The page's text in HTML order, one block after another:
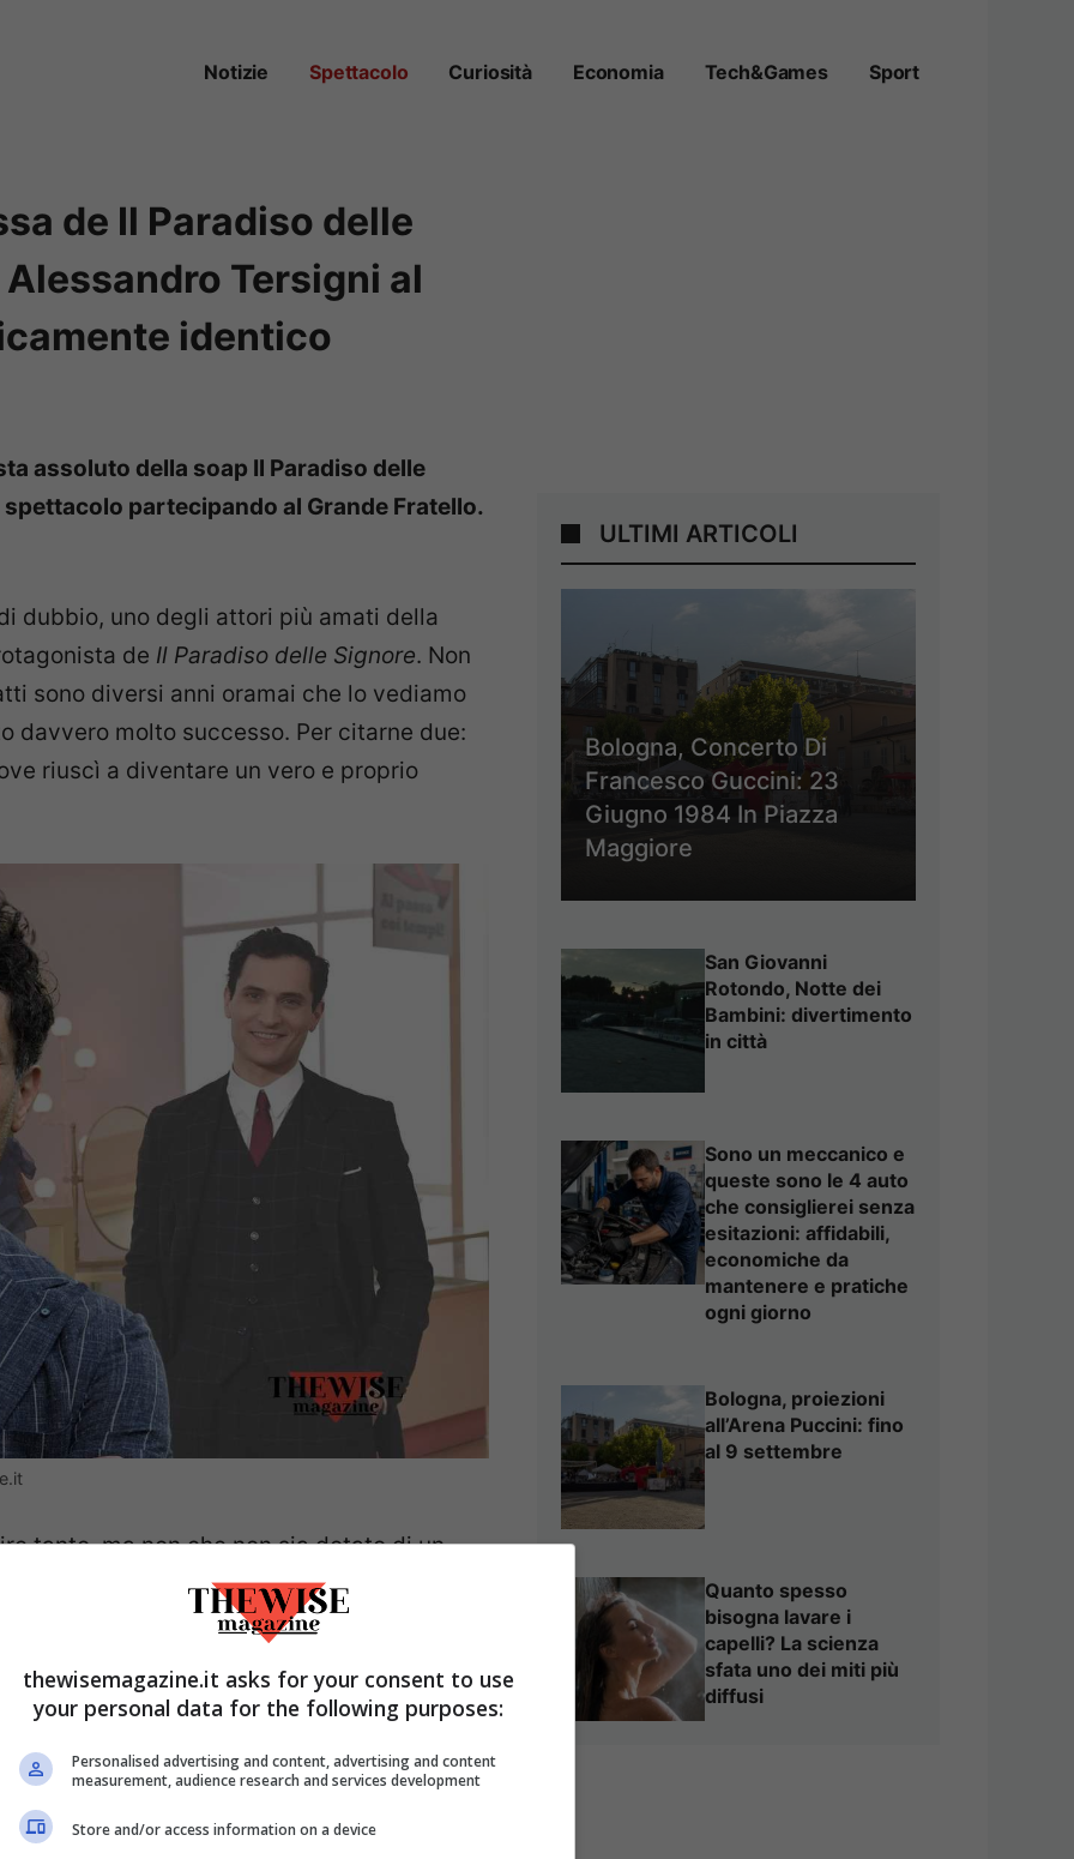
Notizie Spettacolo Curiosità Economia Tech&Games Sport
de Il Paradiso delle
Tersigni al
identico
assoluto della soap Il Paradiso delle
partecipando al Grande Fratello.
dubbio, uno degli attori più amati della
de Il Paradiso delle Signore. Non
sono diversi anni oramai che lo vediamo
davvero molto successo. Per citarne due:
riuscì a diventare un vero e proprio
tanto, ma non che non sia dotato di un
degli attori più affascinanti che abbiamo
amato dal pubblico italiano.
la carriera che ha sempre sognato,
che hanno imparato a volergli bene e
campo.
prima di diventare
ULTIMI ARTICOLI
Bologna, Concerto Di
Francesco Guccini: 23
Giugno 1984 In Piazza
Maggiore
San Giovanni
Rotondo, Notte dei
Bambini: divertimento
in città
Sono un meccanico e
queste sono le 4 auto
che consiglierei senza
esitazioni: affidabili,
economiche da
mantenere e pratiche
ogni giorno
Bologna, proiezioni
all’Arena Puccini: fino
al 9 settembre
Quanto spesso
bisogna lavare i
capelli? La scienza
sfata uno dei miti più
diffusi
thewisemagazine.it asks for your consent to use
your personal data for the following purposes:
Personalised advertising and content, advertising and content
measurement, audience research and services development
Store and/or access information on a device